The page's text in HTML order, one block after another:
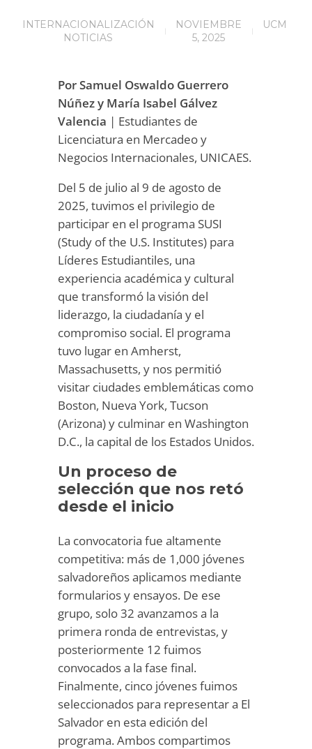
NOVIEMBRE
5, 2025
UCM
INTERNACIONALIZACIÓN
NOTICIAS
Por Samuel Oswaldo Guerrero
Núñez y María Isabel Gálvez
Valencia | Estudiantes de
Licenciatura en Mercadeo y
Negocios Internacionales, UNICAES.
Del 5 de julio al 9 de agosto de
2025, tuvimos el privilegio de
participar en el programa SUSI
(Study of the U.S. Institutes) para
Líderes Estudiantiles, una
experiencia académica y cultural
que transformó la visión del
liderazgo, la ciudadanía y el
compromiso social. El programa
tuvo lugar en Amherst,
Massachusetts, y nos permitió
visitar ciudades emblemáticas como
Boston, Nueva York, Tucson
(Arizona) y culminar en Washington
D.C., la capital de los Estados Unidos.
Un proceso de
selección que nos retó
desde el inicio
La convocatoria fue altamente
competitiva: más de 1,000 jóvenes
salvadoreños aplicamos mediante
formularios y ensayos. De ese
grupo, solo 32 avanzamos a la
primera ronda de entrevistas, y
posteriormente 12 fuimos
convocados a la fase final.
Finalmente, cinco jóvenes fuimos
seleccionados para representar a El
Salvador en esta edición del
programa. Ambos compartimos